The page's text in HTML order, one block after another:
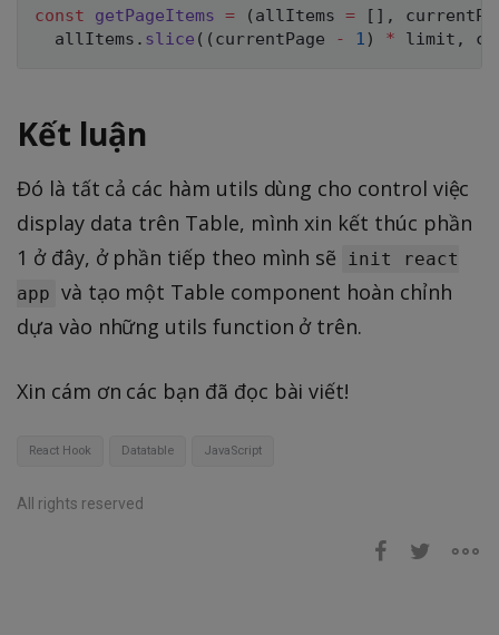
const getPageItems = ( allItems = [ ] ,
  allItems
. slice ( ( currentPage - 1 ) * limit ,
Kết luận
Đó là tất cả các hàm utils dùng cho control việc
display data trên Table, mình xin kết thúc phần
1 ở đây, ở phần tiếp theo mình sẽ
init react
app và tạo một Table component hoàn chỉnh
dựa vào những utils function ở trên.
Xin cám ơn các bạn đã đọc bài viết!
React Hook Datatable JavaScript
All rights reserved